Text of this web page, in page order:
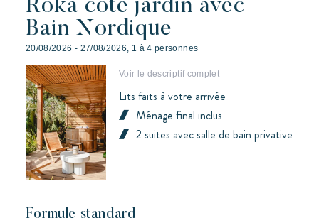
Roka côté jardin avec
Bain Nordique
20/08/2026 - 27/08/2026, 1 à 4 personnes
Voir le descriptif complet
Lits faits à votre arrivée
Ménage final inclus
2 suites avec salle de bain privative
formule standard